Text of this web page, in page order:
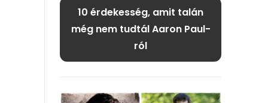
10 érdekesség, amit talán
még nem tudtál Aaron Paul-
ról